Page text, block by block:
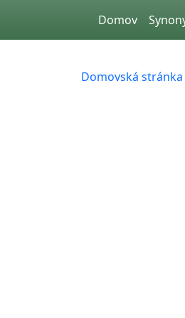
Domov
Domovská stránka